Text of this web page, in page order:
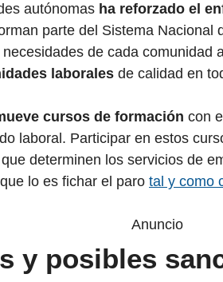
autónomas ha reforzado el
parte del Sistema Nacional
de cada comunidad
laborales de calidad en
cursos de formación con
laboral. Participar en estos
determinen los servicios de
lo es fichar el paro tal y como
Anuncio
y posibles